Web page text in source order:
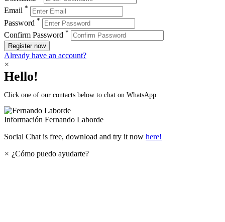
Email *
Password *
Confirm Password *
Register now
Already have an account?
×
Hello!
Click one of our contacts below to chat on WhatsApp
Información Fernando Laborde
Social Chat is free, download and try it now here!
× ¿Cómo puedo ayudarte?